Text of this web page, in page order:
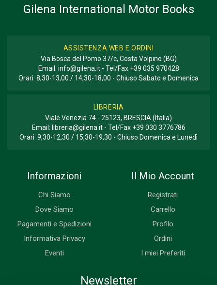
Gilena International Motor Books
ASSISTENZA WEB E ORDINI
Via Bosca del Pomo 37/c, Costa Volpino (BG)
Email: info@gilena.it- Tel/Fax +39 035 970428
Orari: 8,30-13,00 / 14,30-18,00 - Chiuso Sabato e Domenica
LIBRERIA
Viale Venezia 74 - 25123, BRESCIA (Italia)
Email: libreria@gilena.it- Tel/Fax +39 030 3776786
Orari: 9,30-12,30 / 15,30-19,30 - Chiuso Domenica e Lunedì
Informazioni
Chi Siamo
Dove Siamo
Pagamenti e Spedizioni
Informativa Privacy
Eventi
Il Mio Account
Registrati
Carrello
Profilo
Ordini
I miei Preferiti
Newsletter